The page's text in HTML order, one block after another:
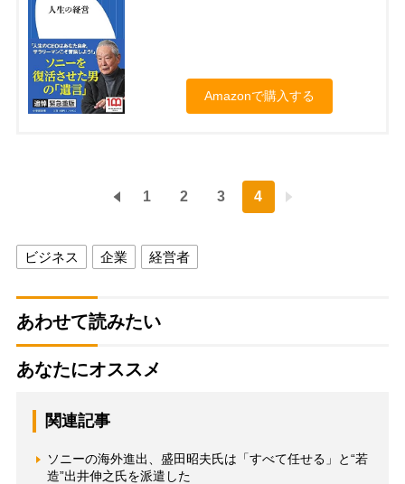
Amazonで購入する
1 2 3 4
ビジネス 企業 経営者
あわせて読みたい
あなたにオススメ
関連記事
ソニーの海外進出、盛田昭夫氏は「すべて任せる」と“若
造”出井伸之氏を派遣した